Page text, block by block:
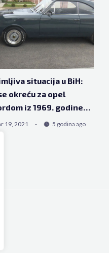
situacija u BiH:
okreću za opel
iz 1969. godine…
19, 2021 5 godina ago